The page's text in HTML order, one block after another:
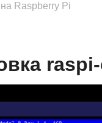
Raspberry Pi